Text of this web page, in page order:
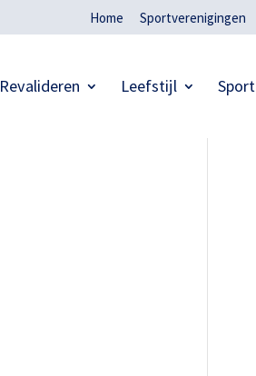
Home Sportverenigingen
Revalideren Leefstijl Sport